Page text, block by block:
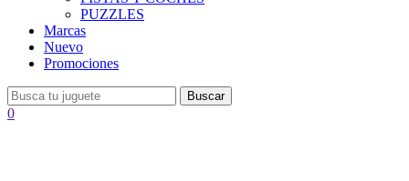
PUZZLES
Marcas
Nuevo
Promociones
Buscar
0